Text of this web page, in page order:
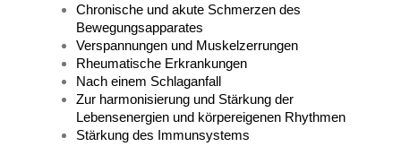
Chronische und akute Schmerzen des
Bewegungsapparates
Verspannungen und Muskelzerrungen
Rheumatische Erkrankungen
Nach einem Schlaganfall
Zur harmonisierung und Stärkung der
Lebensenergien und körpereigenen Rhythmen
Stärkung des Immunsystems